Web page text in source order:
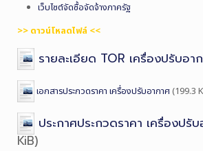
เว็บไซต์จัดซื้อจัดจ้างภาครัฐ
>> ดาวน์โหลดไฟล์ <<
รายละเอียด TOR เครื่องปรับอา
เอกสารประกวดราคา เครื่องปรับอากาศ(199.3
ประกาศประกวดราคา เครื่องปรั
KiB)